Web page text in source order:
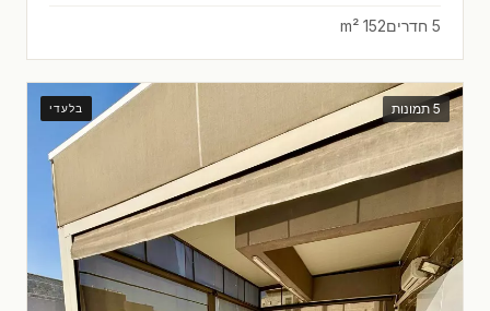
5 חדרים 152 m²
בלעדי 5 תמונות